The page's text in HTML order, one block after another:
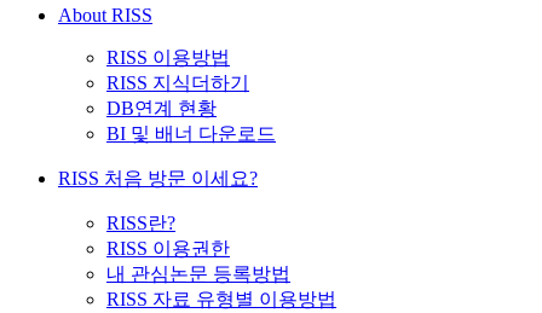
About RISS
RISS 이용방법
RISS 지식더하기
DB연계 현황
BI 및 배너 다운로드
RISS 처음 방문 이세요?
RISS란?
RISS 이용권한
내 관심논문 등록방법
RISS 자료 유형별 이용방법